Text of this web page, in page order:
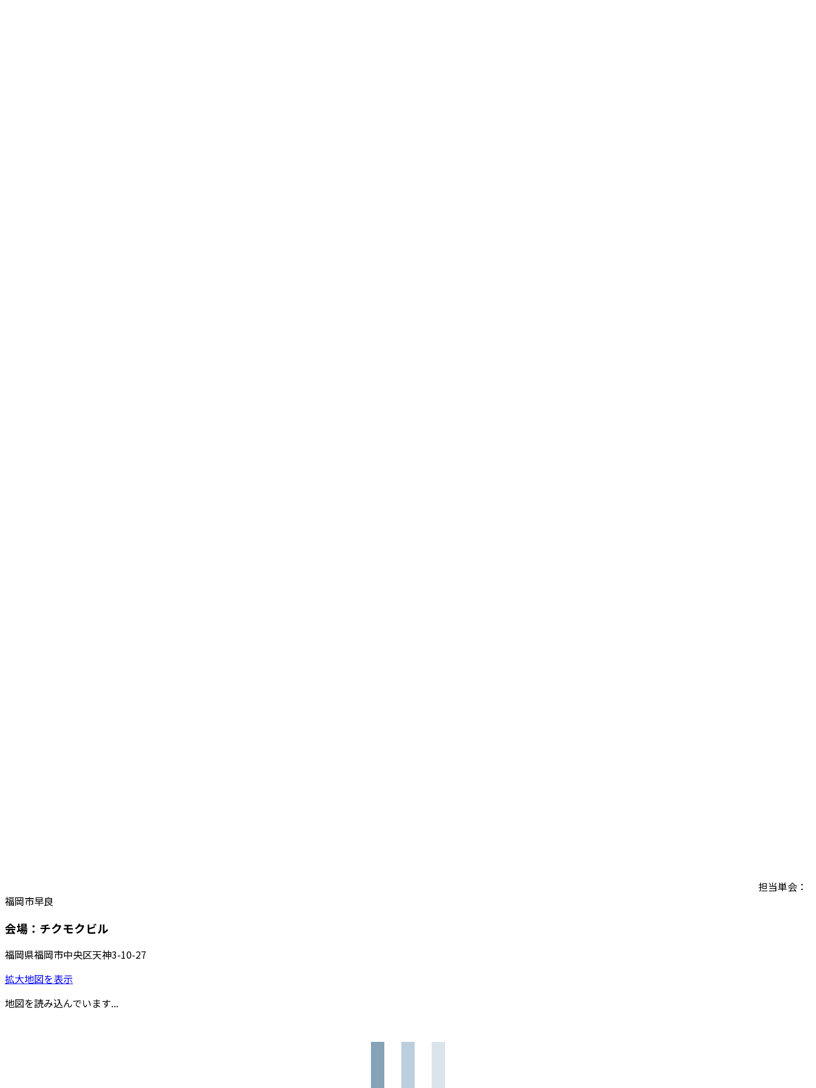
担当単会：
福岡市早良
会場：チクモクビル
福岡県福岡市中央区天神3-10-27
拡大地図を表示
地図を読み込んでいます...